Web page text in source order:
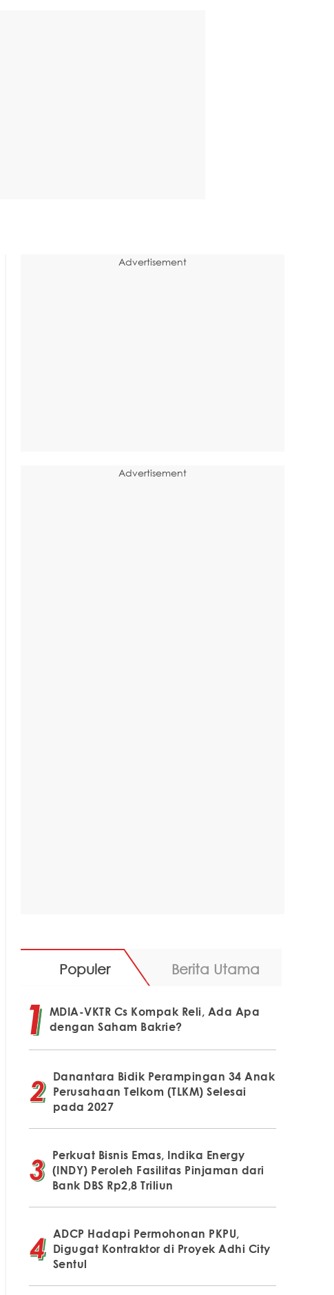
Advertisement
Advertisement
Populer Berita Utama
MDIA-VKTR Cs Kompak Reli, Ada Apa
dengan Saham Bakrie?
Danantara Bidik Perampingan 34 Anak
Perusahaan Telkom (TLKM) Selesai
pada 2027
Perkuat Bisnis Emas, Indika Energy
(INDY) Peroleh Fasilitas Pinjaman dari
Bank DBS Rp2,8 Triliun
ADCP Hadapi Permohonan PKPU,
Digugat Kontraktor di Proyek Adhi City
Sentul